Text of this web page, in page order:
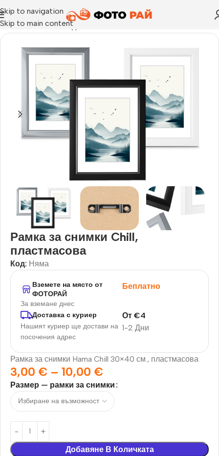
Skip to navigation
Skip to main content
Начало›Рамка за една снимка
Рамка за снимки Chill,
пластмасова
Код: Няма
Вземете на място от
ФОТОРАЙ
За вземане днес
Беплатно
Доставка с куриер
Нашият куриер ще достави на
посочения адрес
1-2 Дни
От€4
Рамка за снимки Hama Chill 30×40 см., пластмасова
3,00 € – 10,00 €
Размер — рамки за снимки
Добавяне В Количката